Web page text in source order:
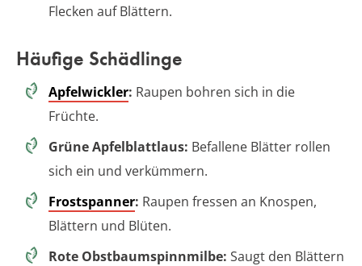
Flecken auf Blättern.
Häufige Schädlinge
Apfelwickler: Raupen bohren sich in die
Früchte.
Grüne Apfelblattlaus: Befallene Blätter rollen
sich ein und verkümmern.
Frostspanner: Raupen fressen an Knospen,
Blättern und Blüten.
Rote Obstbaumspinnmilbe: Saugt den Blättern